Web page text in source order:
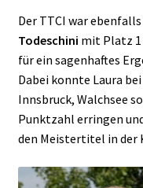
Der TTCI war
Todeschini mit Platz 1
für ein sagenhaftes
Dabei konnte Laura
Innsbruck, Walchsee
Punktzahl erringen
den Meistertitel in der